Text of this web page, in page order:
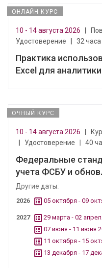
ОНЛАЙН КУРС
10 - 14 августа 2026
Удостоверение
32 часа
Практика
Excel для
ОЧНЫЙ КУРС
10 - 14 августа 2026
Удостоверение 40
Федеральные
учета ФСБУ и
Другие даты:
2026 05 октября - 09
2027
29 марта - 02
07 июня - 11 июня
11 октября - 15
13 декабря - 17